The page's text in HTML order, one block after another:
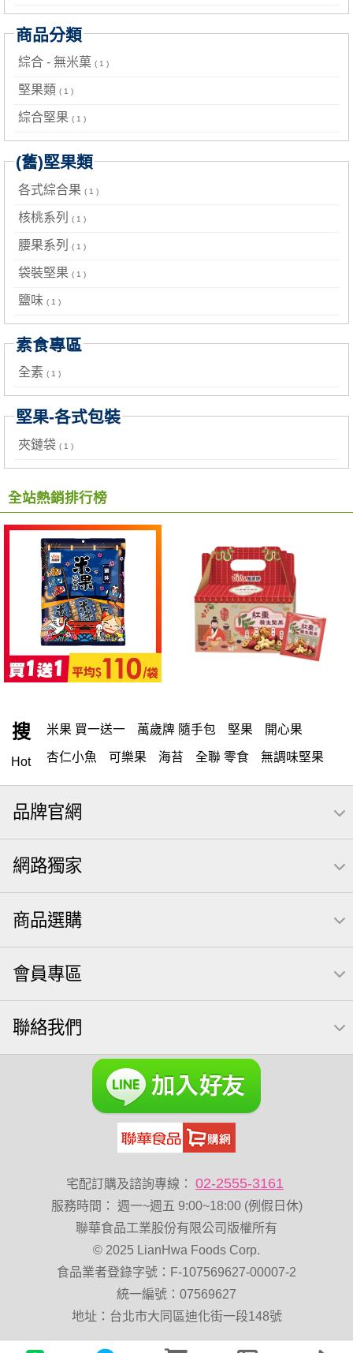
商品分類
綜合 - 無米菓 ( 1 )
堅果類 ( 1 )
綜合堅果 ( 1 )
(舊)堅果類
各式綜合果 ( 1 )
核桃系列 ( 1 )
腰果系列 ( 1 )
袋裝堅果 ( 1 )
鹽味 ( 1 )
素食專區
全素 ( 1 )
堅果-各式包裝
夾鏈袋 ( 1 )
全站熱銷排行榜
搜
Hot
米果 買一送一 萬歲牌 隨手包 堅果 開心果
杏仁小魚 可樂果 海苔 全聯 零食 無調味堅果
無調味 全聯 禮盒 全聯 素食 堅穀力 綜合纖果
米果 薯條
全聯 拜拜 飲 桶裝堅果 元本山 可樂
三角壽司海苔
起司 核桃 三角 荷卡 萬歲開心果 無調味綜合果
【萬歲牌】每日堅果系列
杏仁 芥末 可樂果 小魚干 萬歲牌 米果 小魚
蜜汁腰果 梅子
全聯 南瓜子 三角飯糰 禮盒 素食 魚 脆烤
元氣什穀堅果飲 萬歲牌 堅果小包裝活力堅果
海苔 芥末味 萬歲牌 蔓越莓 無加糖
開心果 萬歲牌 全聯 堅果 萬歲牌小魚
黑豆 全聯 海苔細 小包裝
Diy飯糰 芝麻 穀物棒
萬歲牌-堅穀力 花生 味付
萬歲牌 堅果補給隨行包33公克44 包 香菜
卡廸那95℃薯條原味18克*5包 夏威夷果
Costco 萬歲牌堅果
飯卷專用海苔 中秋禮盒 總匯點心 寶咖咖 15g
品牌官網
網路獨家
商品選購
會員專區
聯絡我們
宅配訂購及諮詢專線： 02-2555-3161
服務時間 ：
週一~週五 9:00~18:00 (例假日休)
聯華食品工業股份有限公司版權所有
© 2025 LianHwa Foods Corp.
食品業者登錄字號：F-107569627-00007-2
統一編號：07569627
地址：台北市大同區迪化街一段148號